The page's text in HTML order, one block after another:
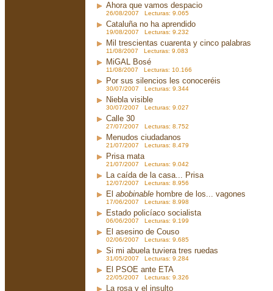
Ahora que vamos despacio
26/08/2007 Lecturas: 9.065
Cataluña no ha aprendido
19/08/2007 Lecturas: 9.232
Mil trescientas cuarenta y cinco palabras
11/08/2007 Lecturas: 9.083
MiGAL Bosé
11/08/2007 Lecturas: 10.166
Por sus silencios les conoceréis
30/07/2007 Lecturas: 9.344
Niebla visible
30/07/2007 Lecturas: 9.027
Calle 30
27/07/2007 Lecturas: 8.752
Menudos ciudadanos
21/07/2007 Lecturas: 8.479
Prisa mata
21/07/2007 Lecturas: 9.042
La caída de la casa... Prisa
12/07/2007 Lecturas: 8.956
El abobinable hombre de los... vagones
17/06/2007 Lecturas: 8.998
Estado policíaco socialista
06/06/2007 Lecturas: 9.199
El asesino de Couso
02/06/2007 Lecturas: 9.685
Si mi abuela tuviera tres ruedas
31/05/2007 Lecturas: 9.284
El PSOE ante ETA
22/05/2007 Lecturas: 9.326
La rosa y el insulto